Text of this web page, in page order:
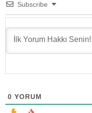
Subscribe
0 YORUM